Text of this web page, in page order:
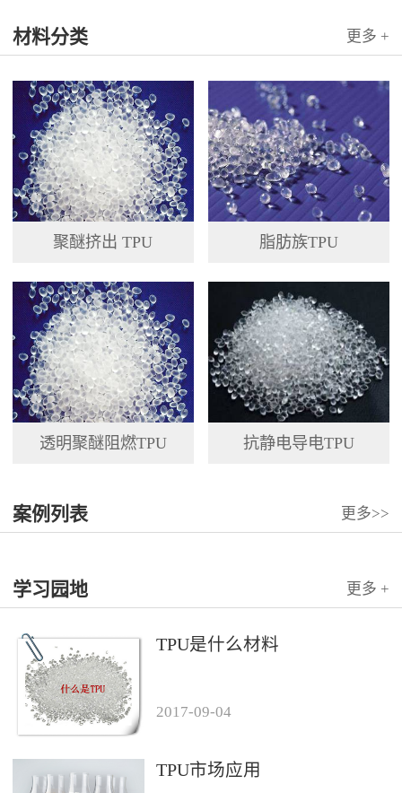
材料分类 更多 +
聚醚挤出 TPU 脂肪族TPU
透明聚醚阻燃TPU 抗静电导电TPU
案例列表 更多>>
学习园地 更多 +
TPU是什么材料
2017-09-04
TPU市场应用